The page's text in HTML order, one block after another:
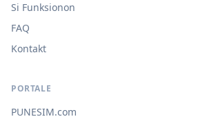
Si Funksionon
FAQ
Kontakt
PORTALE
PUNESIM.com